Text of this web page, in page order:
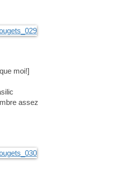
moi!]
assez